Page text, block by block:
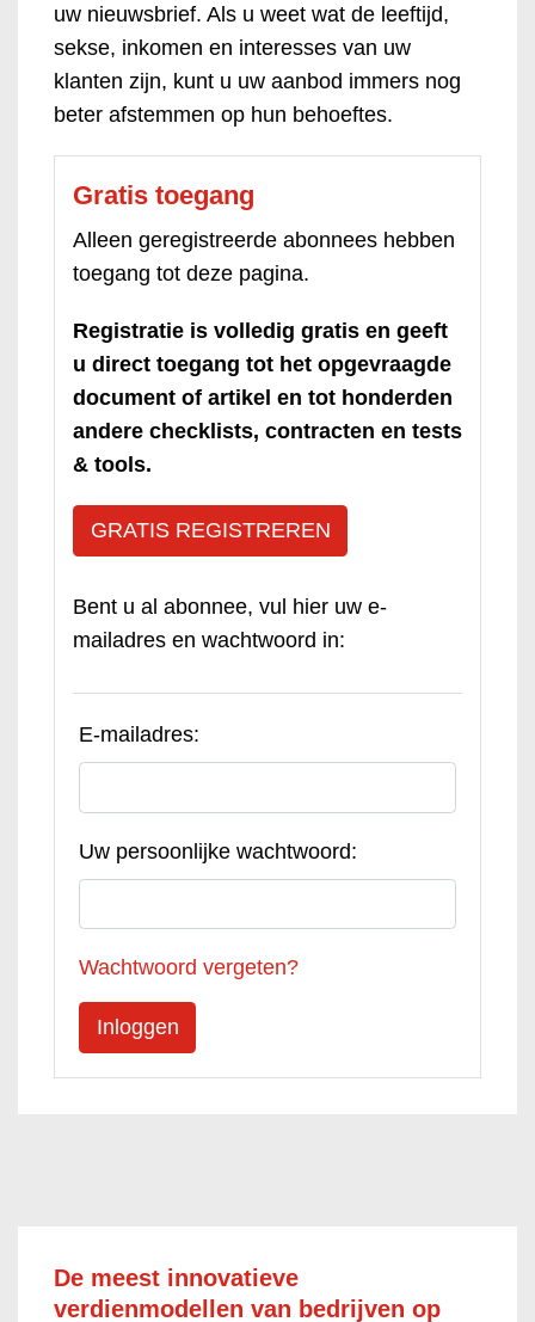
uw nieuwsbrief. Als u weet wat de leeftijd,
sekse, inkomen en interesses van uw
klanten zijn, kunt u uw aanbod immers nog
beter afstemmen op hun behoeftes.
Gratis toegang
Alleen geregistreerde abonnees hebben
toegang tot deze pagina.
Registratie is volledig gratis en geeft
u direct toegang tot het opgevraagde
document of artikel en tot honderden
andere checklists, contracten en tests
& tools.
GRATIS REGISTREREN
Bent u al abonnee, vul hier uw e-
mailadres en wachtwoord in:
E-mailadres:
Uw persoonlijke wachtwoord:
Wachtwoord vergeten?
De meest innovatieve
verdienmodellen van bedrijven op